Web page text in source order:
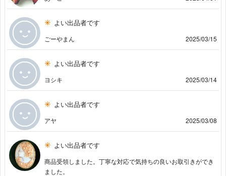
よい出品者です
ごーやまん 2025/03/15
よい出品者です
ヨシキ 2025/03/14
よい出品者です
アヤ 2025/03/08
よい出品者です
商品受領しました。丁寧な対応で気持ちの良いお取引きができ
ました。